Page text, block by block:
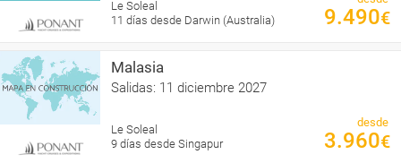
Le Soleal
11 días desde Darwin (Australia)
9.490€
Malasia
Salidas: 11 diciembre 2027
Le Soleal
9 días desde Singapur
desde
3.960€